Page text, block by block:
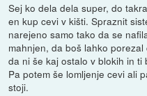
Sej ko dela dela super, do
en kup cevi v kišti. Spraznit
narejeno samo tako da se
mahnjen, da boš lahko
da ni še kaj ostalo v blokih in ti
Pa potem še lomljenje cevi ali
stoji.